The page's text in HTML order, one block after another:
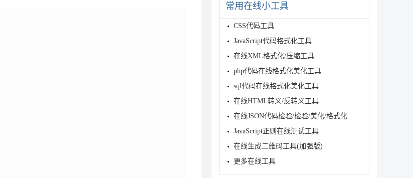
常用在线小工具
CSS代码工具
JavaScript代码格式化工具
在线XML格式化/压缩工具
php代码在线格式化美化工具
sql代码在线格式化美化工具
在线HTML转义/反转义工具
在线JSON代码检验/检验/美化/格式化
JavaScript正则在线测试工具
在线生成二维码工具(加强版)
更多在线工具